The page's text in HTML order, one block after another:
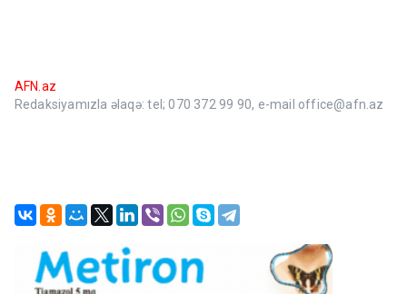
AFN.az
Redaksiyamızla əlaqə: tel; 070 372 99 90, e-mail office@afn.az